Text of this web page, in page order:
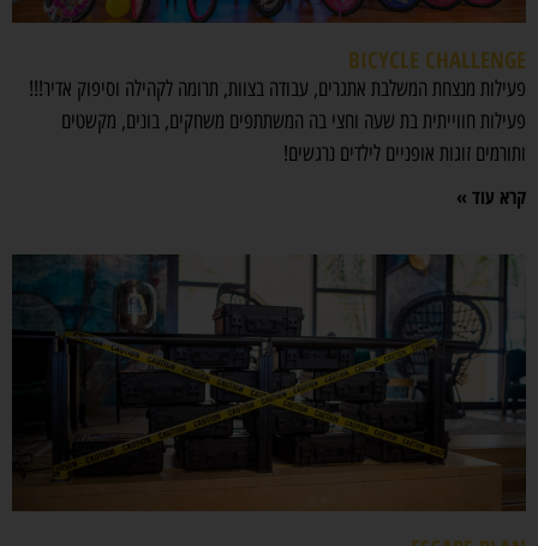
BICYCLE CHALLENGE
פעילות מנצחת המשלבת אתגרים, עבודה בצוות, תרומה לקהילה וסיפוק אדיר!!!
פעילות חווייתית בת שעה וחצי בה המשתתפים משחקים, בונים, מקשטים
ותורמים זוגות אופניים לילדים נרגשים!
קרא עוד »